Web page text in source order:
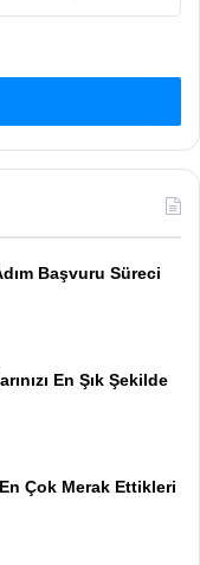
Başvuru Süreci
En Şık Şekilde
Çok Merak Ettikleri